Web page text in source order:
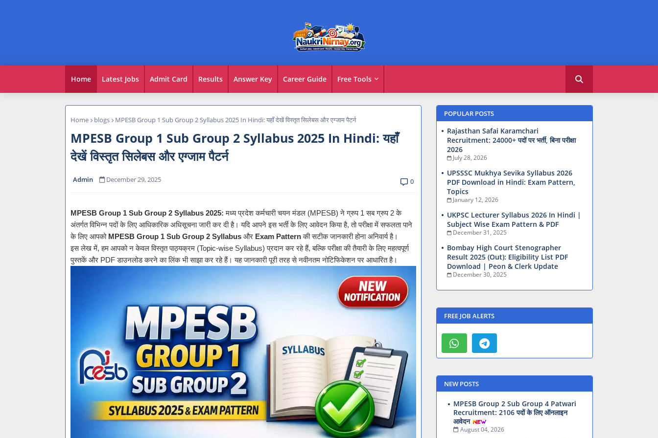
Home Latest Jobs Admit Card Results Answer Key Career Guide Free Tools
Home blogs MPESB Group 1 Sub Group 2 Syllabus 2025 In Hindi: यहाँ देखें विस्तृत सिलेबस और एग्जाम पैटर्न
MPESB Group 1 Sub Group 2 Syllabus 2025 In Hindi: यहाँ
देखें विस्तृत सिलेबस और एग्जाम पैटर्न
Admin December 29, 2025 0
MPESB Group 1 Sub Group 2 Syllabus 2025: मध्य प्रदेश कर्मचारी चयन मंडल (MPESB) ने ग्रुप 1 सब ग्रुप 2 के
अंतर्गत विभिन्न पदों के लिए आधिकारिक अधिसूचना जारी कर दी है। यदि आपने इस भर्ती के लिए आवेदन किया है, तो परीक्षा में सफलता पाने
के लिए आपको MPESB Group 1 Sub Group 2 Syllabus और Exam Patternकी सटीक जानकारी होना अनिवार्य है।
इस लेख में, हम आपको न केवल विस्तृत पाठ्यक्रम (Topic-wise Syllabus) प्रदान कर रहे हैं, बल्कि परीक्षा की तैयारी के लिए महत्वपूर्ण
पुस्तकें और PDF डाउनलोड करने का लिंक भी साझा कर रहे हैं। यह जानकारी पूरी तरह से नवीनतम नोटिफिकेशन पर आधारित है।
POPULAR POSTS
Rajasthan Safai Karamchari
Recruitment: 24000+ पदों पर भर्ती, बिना परीक्षा
2026
July 28, 2026
UPSSSC Mukhya Sevika Syllabus 2026
PDF Download in Hindi: Exam Pattern,
Topics
January 12, 2026
UKPSC Lecturer Syllabus 2026 In Hindi |
Subject Wise Exam Pattern & PDF
December 31, 2025
Bombay High Court Stenographer
Result 2025 (Out): Eligibility List PDF
Download | Peon & Clerk Update
December 30, 2025
FREE JOB ALERTS
NEW POSTS
MPESB Group 2 Sub Group 4 Patwari
Recruitment: 2106 पदों के लिए ऑनलाइन
आवेदन
August 04, 2026